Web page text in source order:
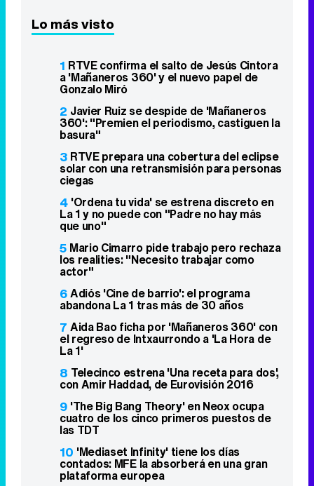
Lo más visto
1 RTVE confirma el salto de Jesús Cintora
a 'Mañaneros 360' y el nuevo papel de
Gonzalo Miró
2 Javier Ruiz se despide de 'Mañaneros
360': "Premien el periodismo, castiguen la
basura"
3 RTVE prepara una cobertura del eclipse
solar con una retransmisión para personas
ciegas
4 'Ordena tu vida' se estrena discreto en
La 1 y no puede con "Padre no hay más
que uno"
5 Mario Cimarro pide trabajo pero rechaza
los realities: "Necesito trabajar como
actor"
6Adiós 'Cine de barrio': el programa
abandona La 1 tras más de 30 años
7 Aida Bao ficha por 'Mañaneros 360' con
el regreso de Intxaurrondo a 'La Hora de
La 1'
8 Telecinco estrena 'Una receta para dos',
con Amir Haddad, de Eurovisión 2016
9 'The Big Bang Theory' en Neox ocupa
cuatro de los cinco primeros puestos de
las TDT
10 'Mediaset Infinity' tiene los días
contados: MFE la absorberá en una gran
plataforma europea